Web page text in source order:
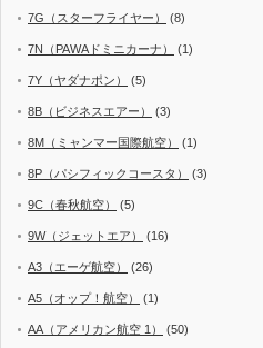
7G（スターフライヤー） (8)
7N（PAWAドミニカーナ） (1)
7Y（ヤダナポン） (5)
8B（ビジネスエアー） (3)
8M（ミャンマー国際航空） (1)
8P（パシフィックコースタ） (3)
9C（春秋航空） (5)
9W（ジェットエア） (16)
A3（エーゲ航空） (26)
A5（オップ！航空） (1)
AA（アメリカン航空 1） (50)